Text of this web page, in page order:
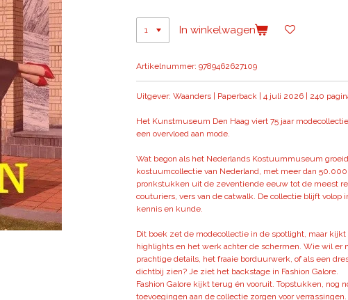
In winkelwagen
Artikelnummer: 9789462627109
Uitgever: Waanders | Paperback | 4 juli 2026 | 240
Het Kunstmuseum Den Haag viert 75 jaar
een overvloed aan mode.
Wat begon als het Nederlands Kostuummuseum
kostuumcollectie van Nederland, met meer dan
pronkstukken uit de zeventiende eeuw tot de meest
couturiers, vers van de catwalk. De collectie blijft volop
kennis en kunde.
Dit boek zet de modecollectie in de spotlight, maar
highlights en het werk achter de schermen. Wie wil er
prachtige details, het fraaie borduurwerk, of als een
dichtbij zien? Je ziet het backstage in Fashion Galore.
Fashion Galore kijkt terug én vooruit. Topstukken, nog
toevoegingen aan de collectie zorgen voor